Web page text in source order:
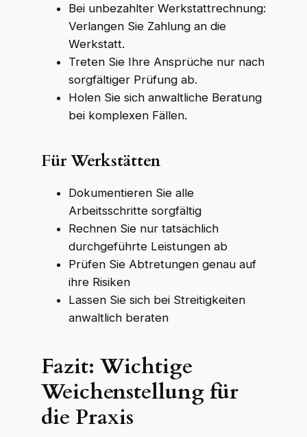
Bei unbezahlter Werkstattrechnung:
Verlangen Sie Zahlung an die
Werkstatt.
Treten Sie Ihre Ansprüche nur nach
sorgfältiger Prüfung ab.
Holen Sie sich anwaltliche Beratung
bei komplexen Fällen.
Für Werkstätten
Dokumentieren Sie alle
Arbeitsschritte sorgfältig
Rechnen Sie nur tatsächlich
durchgeführte Leistungen ab
Prüfen Sie Abtretungen genau auf
ihre Risiken
Lassen Sie sich bei Streitigkeiten
anwaltlich beraten
Fazit: Wichtige
Weichenstellung für
die Praxis